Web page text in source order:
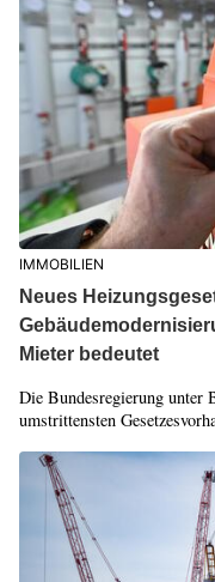
IMMOBILIEN
Neues
Mieter bedeutet
Die Bundesregierung unter
umstrittensten